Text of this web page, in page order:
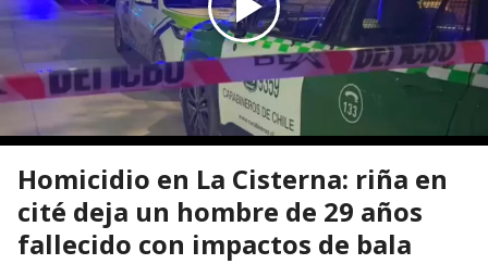
Homicidio en La Cisterna: riña en
cité deja un hombre de 29 años
fallecido con impactos de bala